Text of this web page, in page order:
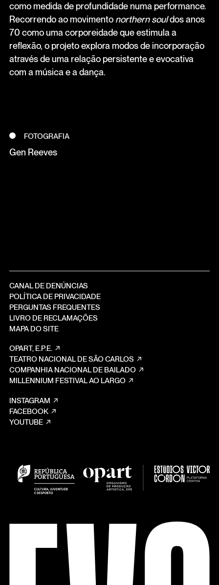
como medida de profundidade numa performance.
Recorrendo ao movimento northern souldos anos
70 como uma corporeidade que estimula a
reflexão, o projeto explora modos de incorporação
através de uma relação persistente e evocativa
com a música e a dança.
FOTOGRAFIA
Gen Reeves
CANAL DE DENÚNCIAS
POLÍTICA DE PRIVACIDADE
PERGUNTAS FREQUENTES
LIVRO DE RECLAMAÇÕES
MAPA DO SITE
OPART, E.P.E.
TEATRO NACIONAL DE SÃO CARLOS
COMPANHIA NACIONAL DE BAILADO
MILLENNIUM FESTIVAL AO LARGO
INSTAGRAM
FACEBOOK
YOUTUBE